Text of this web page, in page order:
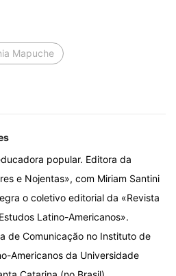
Mapuche
popular. Editora da
e Nojentas», com Miriam Santini
o coletivo editorial da «Revista
Latino-Americanos».
de Comunicação no Instituto de
Americanos da Universidade